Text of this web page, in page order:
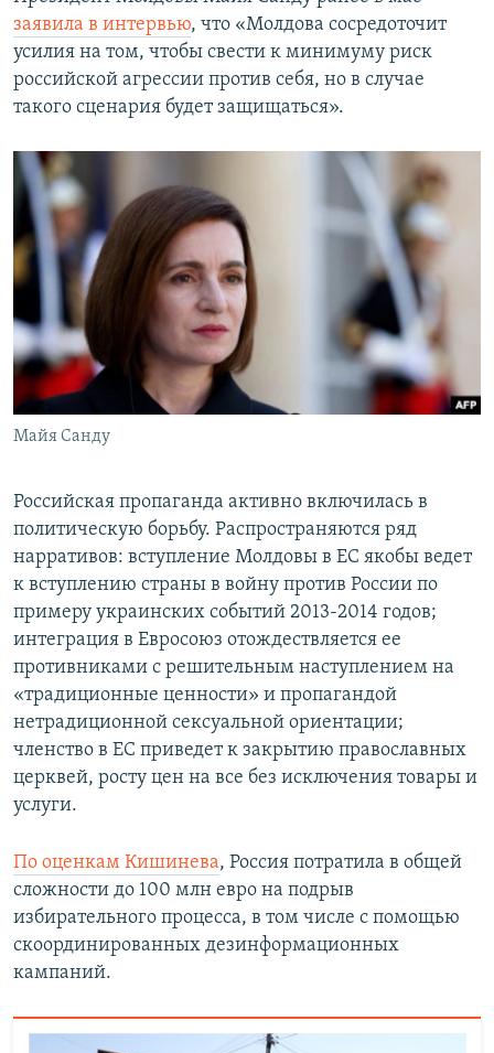
заявила в интервью, что «Молдова сосредоточит
усилия на том, чтобы свести к минимуму риск
российской агрессии против себя, но в случае
такого сценария будет защищаться».
Майя Санду
Российская пропаганда активно включилась в
политическую борьбу. Распространяются ряд
нарративов: вступление Молдовы в ЕС якобы ведет
к вступлению страны в войну против России по
примеру украинских событий 2013-2014 годов;
интеграция в Евросоюз отождествляется ее
противниками с решительным наступлением на
«традиционные ценности» и пропагандой
нетрадиционной сексуальной ориентации;
членство в ЕС приведет к закрытию православных
церквей, росту цен на все без исключения товары и
услуги.
По оценкам Кишинева, Россия потратила в общей
сложности до 100 млн евро на подрыв
избирательного процесса, в том числе с помощью
скоординированных дезинформационных
кампаний.